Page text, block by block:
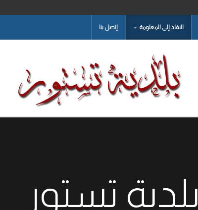
النفاذ إلى المعلومة إتصل بنا
بلدية تستور